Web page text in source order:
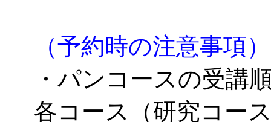
（予約時の注意事項）
・パンコースの受講
各コース（研究コー